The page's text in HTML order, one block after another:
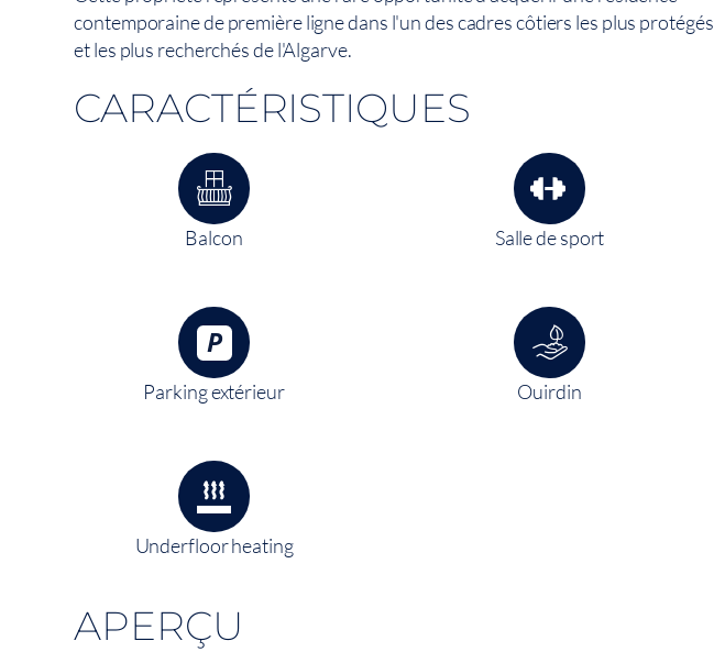
contemporaine de première ligne dans l'un des cadres côtiers les plus protégés
et les plus recherchés de l'Algarve.
CARACTÉRISTIQUES
Balcon Salle de sport
Parking extérieur Ouirdin
Underfloor heating
APERÇU